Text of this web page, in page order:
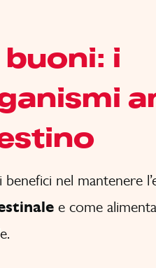
i
nel mantenere
e come